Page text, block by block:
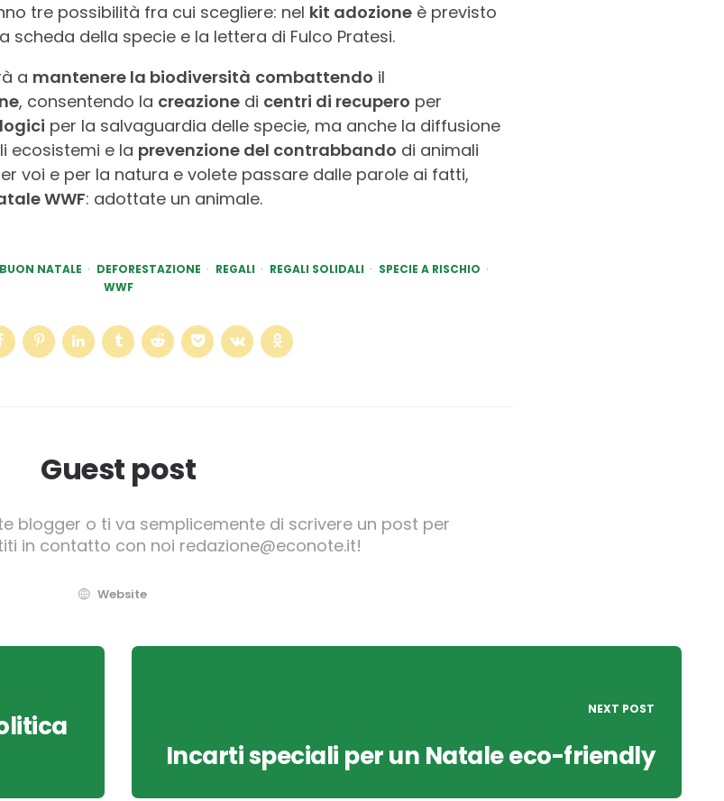
tre possibilità fra cui scegliere: nel kit adozioneè previsto
scheda della specie e la lettera di Fulco Pratesi.
a mantenere la biodiversità combattendo il
, consentendo la creazionedi centri di recupero per
per la salvaguardia delle specie, ma anche la diffusione
ecosistemi e la prevenzione del contrabbando di animali
voi e per la natura e volete passare dalle parole ai fatti,
WWF: adottate un animale.
BUON NATALE DEFORESTAZIONE REGALI REGALI SOLIDALI
SPECIE A RISCHIO
WWF
Guest post
blogger o ti va semplicemente di scrivere un post per
in contatto con noi redazione@econote.it!
Website
NEXT POST
Incarti speciali per un Natale eco-friendly